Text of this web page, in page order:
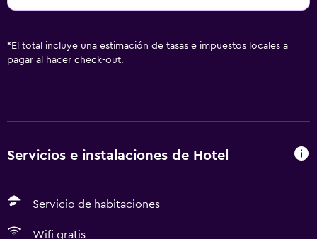
* El total incluye una estimación de tasas e impuestos locales a
pagar al hacer check-out.
Servicios e instalaciones de Hotel
Servicio de habitaciones
Wifi gratis